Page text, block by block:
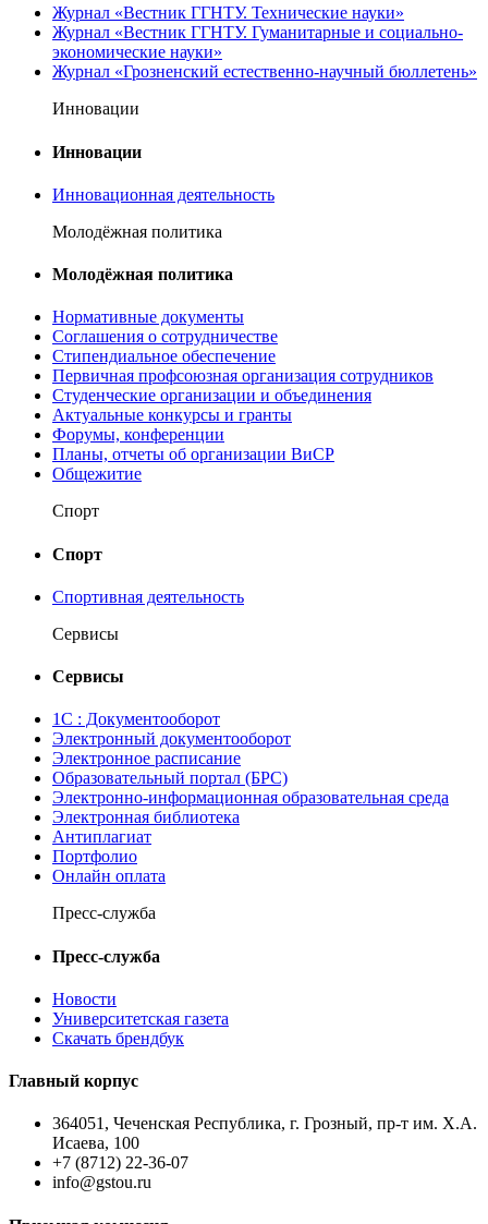
Журнал «Вестник ГГНТУ. Технические науки»
Журнал «Вестник ГГНТУ. Гуманитарные и социально-
экономические науки»
Журнал «Грозненский естественно-научный бюллетень»
Инновации
Инновации
Инновационная деятельность
Молодёжная политика
Молодёжная политика
Нормативные документы
Соглашения о сотрудничестве
Стипендиальное обеспечение
Первичная профсоюзная организация сотрудников
Студенческие организации и объединения
Актуальные конкурсы и гранты
Форумы, конференции
Планы, отчеты об организации ВиСР
Общежитие
Спорт
Спорт
Спортивная деятельность
Сервисы
Сервисы
1С : Документооборот
Электронный документооборот
Электронное расписание
Образовательный портал (БРС)
Электронно-информационная образовательная среда
Электронная библиотека
Антиплагиат
Портфолио
Онлайн оплата
Пресс-служба
Пресс-служба
Новости
Университетская газета
Скачать брендбук
Главный корпус
364051, Чеченская Республика, г. Грозный, пр-т им. Х.А.
Исаева, 100
+7 (8712) 22-36-07
info@gstou.ru